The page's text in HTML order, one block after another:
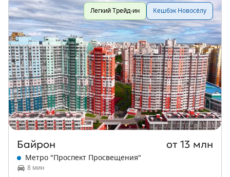
Легкий Трейд-ин Кешбэк Новосёлу
Байрон от 13 млн
Метро "Проспект Просвещения"
8 мин